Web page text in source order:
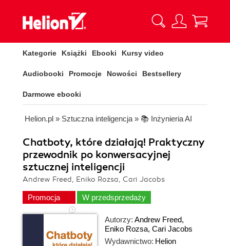
Kategorie Książki Ebooki Kursy video
Audiobooki Promocje Nowości Bestsellery
Darmowe ebooki
Helion.pl » Sztuczna inteligencja » 📚 Inżynieria AI
Chatboty, które działają! Praktyczny
przewodnik po konwersacyjnej
sztucznej inteligencji
Andrew Freed, Eniko Rozsa, Cari Jacobs
Promocja W przedsprzedaży
Autorzy: Andrew Freed,
Eniko Rozsa, Cari Jacobs
Wydawnictwo: Helion